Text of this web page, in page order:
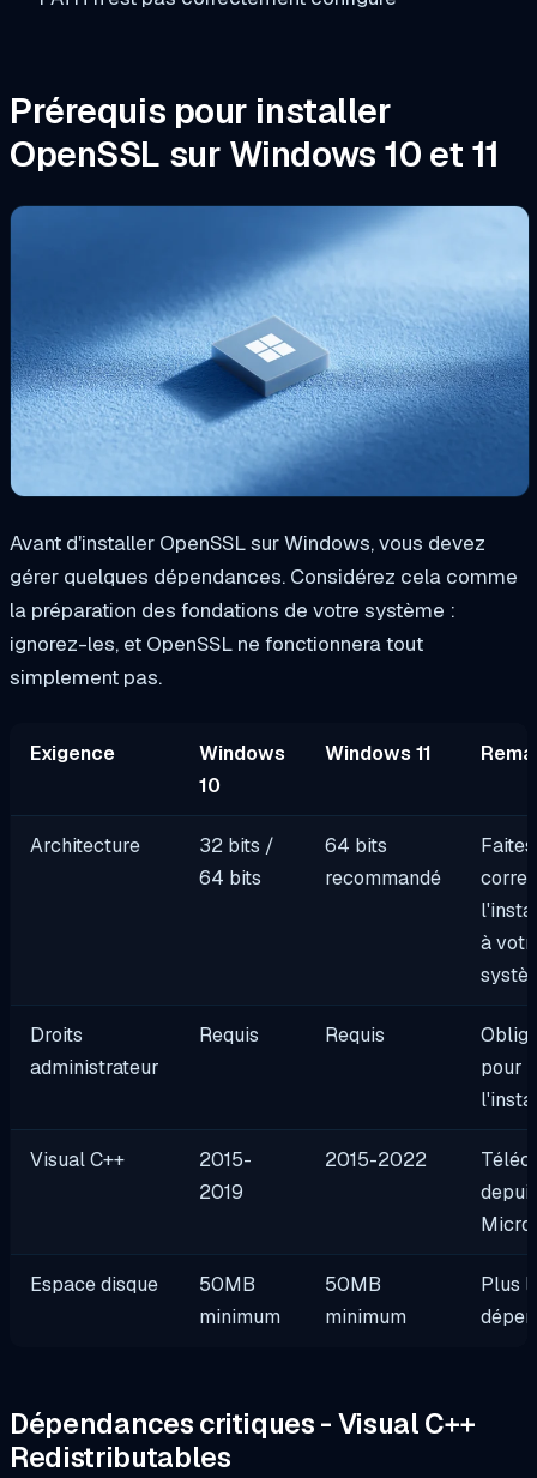
Prérequis pour installer
OpenSSL sur Windows 10 et 11
Avant d'installer OpenSSL sur Windows, vous devez
gérer quelques dépendances. Considérez cela comme
la préparation des fondations de votre système :
ignorez-les, et OpenSSL ne fonctionnera tout
simplement pas.
Exigence
Windows
10
Windows 11
Architecture
32 bits /
64 bits
64 bits
recommandé
Faites
à
Droits
administrateur
Requis Requis
pour
Visual C++
2015-
2019
2015-2022
Espace disque
50MB
minimum
50MB
minimum
Plus
Dépendances critiques - Visual C++
Redistributables